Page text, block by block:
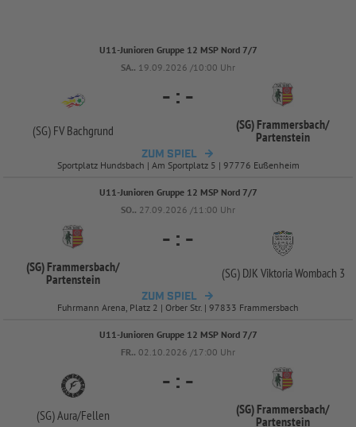
U11-Junioren Gruppe 12 MSP Nord 7/7
SA.. 19.09.2026 /10:00 Uhr
(SG) FV Bachgrund
- : -
(SG) Frammersbach/
Partenstein
ZUM SPIEL
Sportplatz Hundsbach | Am Sportplatz 5 | 97776 Eußenheim
U11-Junioren Gruppe 12 MSP Nord 7/7
SO.. 27.09.2026 /11:00 Uhr
(SG) Frammersbach/
Partenstein
- : -
(SG) DJK Viktoria Wombach 3
ZUM SPIEL
Fuhrmann Arena, Platz 2 | Orber Str. | 97833 Frammersbach
U11-Junioren Gruppe 12 MSP Nord 7/7
FR.. 02.10.2026 /17:00 Uhr
(SG) Aura/Fellen
- : -
(SG) Frammersbach/
Partenstein